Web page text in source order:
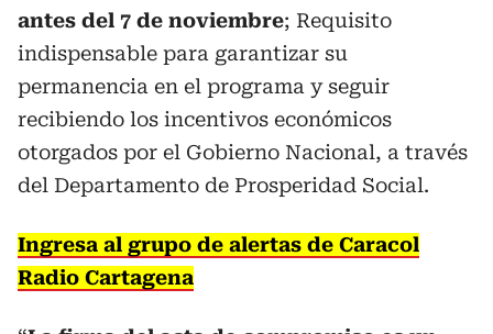
antes del 7 de noviembre; Requisito
indispensable para garantizar su
permanencia en el programa y seguir
recibiendo los incentivos económicos
otorgados por el Gobierno Nacional, a través
del Departamento de Prosperidad Social.
Ingresa al grupo de alertas de Caracol
Radio Cartagena